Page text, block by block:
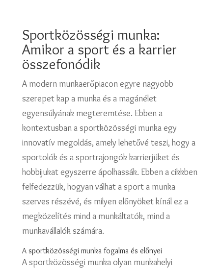
Sportközösségi munka:
Amikor a sport és a karrier
összefonódik
A modern munkaerőpiacon egyre nagyobb
szerepet kap a munka és a magánélet
egyensúlyának megteremtése. Ebben a
kontextusban a sportközösségi munka egy
innovatív megoldás, amely lehetővé teszi, hogy a
sportolók és a sportrajongók karrierjüket és
hobbijukat egyszerre ápolhassák. Ebben a cikkben
felfedezzük, hogyan válhat a sport a munka
szerves részévé, és milyen előnyöket kínál ez a
megközelítés mind a munkáltatók, mind a
munkavállalók számára.
A sportközösségi munka fogalma és előnyei
A sportközösségi munka olyan munkahelyi